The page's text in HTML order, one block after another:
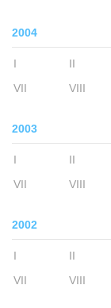
2004
I II
VII
VIII
2003
I II
VII
VIII
2002
I II
VII
VIII